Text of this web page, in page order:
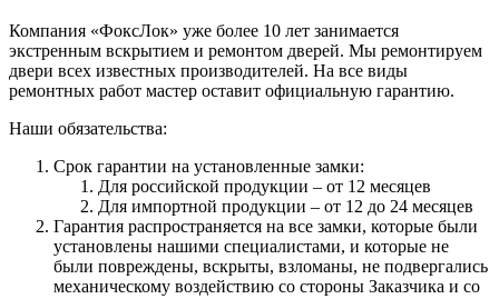
Компания «ФоксЛок» уже более 10 лет занимается
экстренным вскрытием и ремонтом дверей. Мы ремонтируем
двери всех известных производителей. На все виды
ремонтных работ мастер оставит официальную гарантию.
Наши обязательства:
Срок гарантии на установленные замки:
Для российской продукции – от 12 месяцев
Для импортной продукции – от 12 до 24 месяцев
Гарантия распространяется на все замки, которые были
установлены нашими специалистами, и которые не
были повреждены, вскрыты, взломаны, не подвергались
механическому воздействию со стороны Заказчика и со